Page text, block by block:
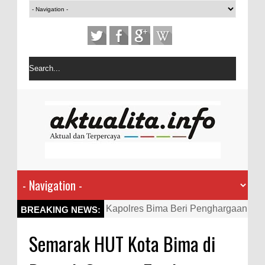
BREAKING NEWS:
Kapolres Bima Beri Penghargaan
Aktif Bantu Polisi Berantas
Semarak HUT Kota Bima di